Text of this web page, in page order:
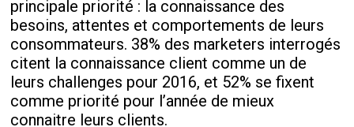
principale priorité : la connaissance des
besoins, attentes et comportements de leurs
consommateurs. 38% des marketers interrogés
citent la connaissance client comme un de
leurs challenges pour 2016, et 52% se fixent
comme priorité pour l’année de mieux
connaitre leurs clients.